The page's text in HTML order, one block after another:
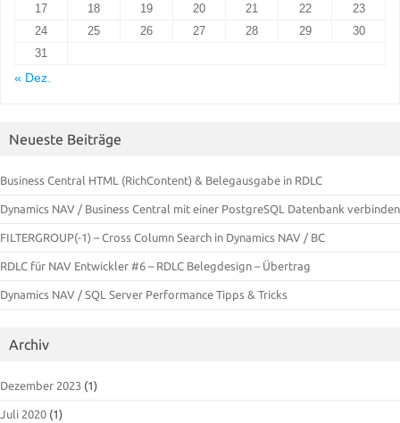
17
18 19 20 21 22
23
24
25 26 27 28 29
30
31
« Dez.
Neueste Beiträge
Business Central HTML (RichContent) & Belegausgabe in RDLC
Dynamics NAV / Business Central mit einer PostgreSQL Datenbank verbinden
FILTERGROUP(-1) – Cross Column Search in Dynamics NAV / BC
RDLC für NAV Entwickler #6 – RDLC Belegdesign – Übertrag
Dynamics NAV / SQL Server Performance Tipps & Tricks
Archiv
Dezember 2023 (1)
Juli 2020 (1)